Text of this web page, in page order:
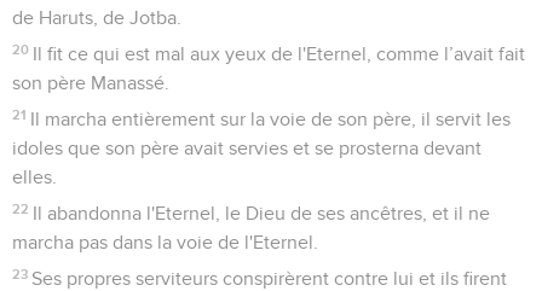
de Haruts, de Jotba.
20 Il fit ce qui est mal aux yeux de l'Eternel, comme l’avait fait
son père Manassé.
21 Il marcha entièrement sur la voie de son père, il servit les
idoles que son père avait servies et se prosterna devant
elles.
22 Il abandonna l'Eternel, le Dieu de ses ancêtres, et il ne
marcha pas dans la voie de l'Eternel.
23 Ses propres serviteurs conspirèrent contre lui et ils firent